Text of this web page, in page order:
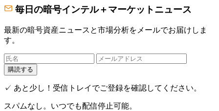
毎日の暗号インテル＋マーケットニュース
最新の暗号資産ニュースと市場分析をメールでお届けしま
す。
購読する
✓ あと少し！受信トレイでご登録を確認してください。
スパムなし。いつでも配信停止可能。